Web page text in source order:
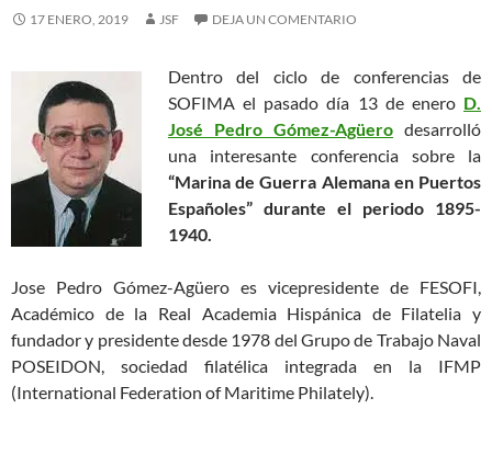
17 ENERO, 2019 JSF DEJA UN COMENTARIO
Dentro del ciclo de conferencias de
SOFIMA el pasado día 13 de enero D.
José Pedro Gómez-Agüero desarrolló
una interesante conferencia sobre la
“Marina de Guerra Alemana en Puertos
Españoles” durante el periodo 1895-
1940.
Jose Pedro Gómez-Agüero es vicepresidente de FESOFI,
Académico de la Real Academia Hispánica de Filatelia y
fundador y presidente desde 1978 del Grupo de Trabajo Naval
POSEIDON, sociedad filatélica integrada en la IFMP
(International Federation of Maritime Philately).